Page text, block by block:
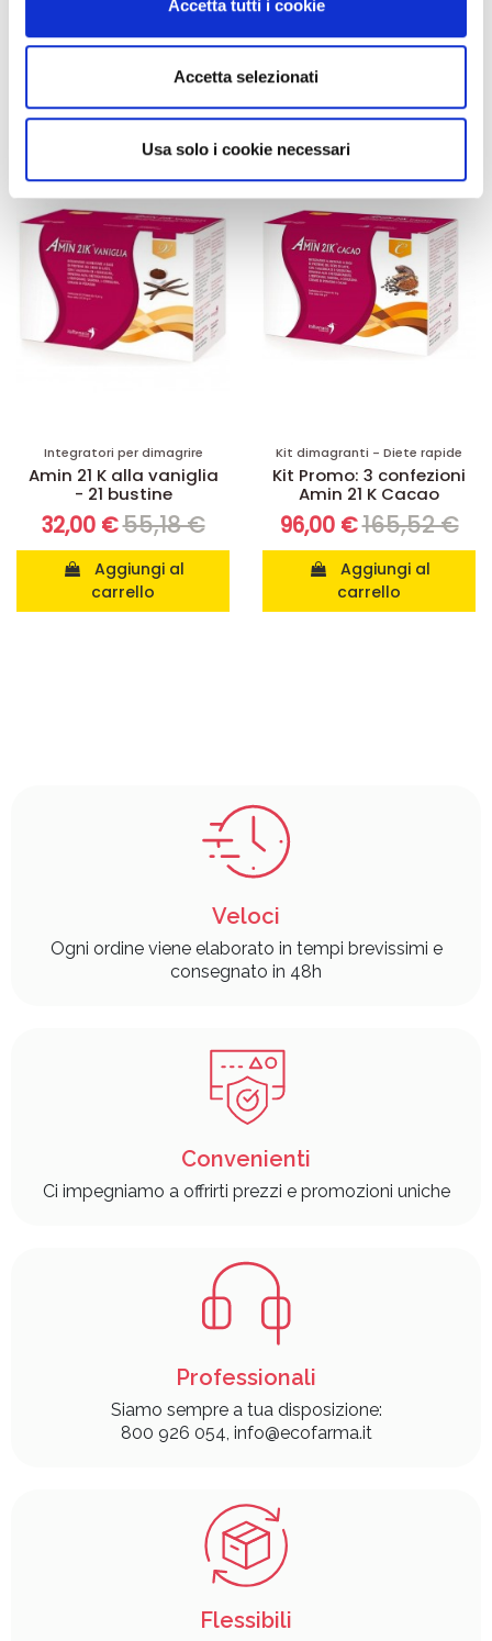
dalla Dichiarazione sui cookie.
Utilizziamo i cookie per personalizzare contenuti ed
analizzare il nostro traffico. Condividiamo inoltre
informazioni sul modo in cui utilizza il nostro sito con i
nostri partner che si occupano di analisi dei dati web,
pubblicità e social media, i quali potrebbero combinarle
con altre informazioni che ha fornito loro o che hanno
raccolto dal suo utilizzo dei loro servizi.
Accetta tutti i cookie
Accetta selezionati
Usa solo i cookie necessari
Integratori per dimagrire
Amin 21 K alla vaniglia
- 21 bustine
32,00 €55,18 €
carrello
Kit dimagranti - Diete rapide
Kit Promo: 3 confezioni
Amin 21 K Cacao
96,00 €165,52 €
carrello
Veloci
Ogni ordine viene elaborato in tempi brevissimi e
consegnato in 48h
Convenienti
Ci impegniamo a offrirti prezzi e promozioni uniche
Professionali
Siamo sempre a tua disposizione:
800 926 054, info@ecofarma.it
Flessibili